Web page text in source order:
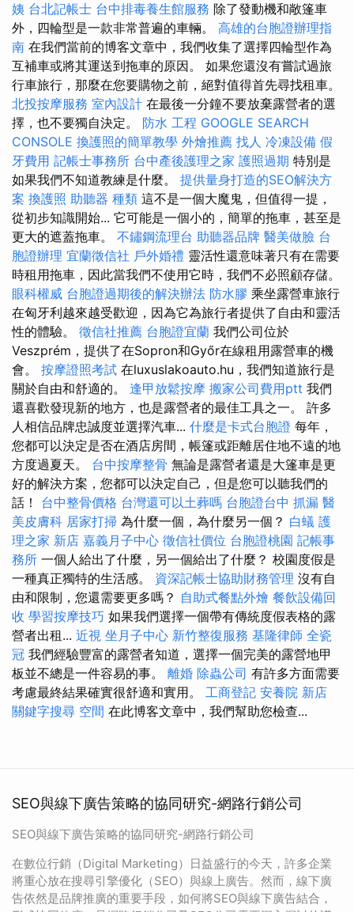
姨 台北記帳士 台中排毒養生館服務 除了發動機和敞篷車
外，四輪型是一款非常普遍的車輛。 高雄的台胞證辦理指
南 在我們當前的博客文章中，我們收集了選擇四輪型作為
互補車或將其運送到拖車的原因。 如果您還沒有嘗試過旅
行車旅行，那麼在您要購物之前，絕對值得首先尋找租車。
北投按摩服務 室內設計 在最後一分鐘不要放棄露營者的選
擇，也不要獨自決定。 防水 工程 GOOGLE SEARCH
CONSOLE 換護照的簡單教學 外燴推薦 找人 冷凍設備 假
牙費用 記帳士事務所 台中產後護理之家 護照過期 特別是
如果我們不知道教練是什麼。 提供量身打造的SEO解決方
案 換護照 助聽器 種類 這不是一個大魔鬼，但值得一提，
從初步知識開始... 它可能是一個小的，簡單的拖車，甚至是
更大的遮蓋拖車。 不鏽鋼流理台 助聽器品牌 醫美做臉 台
胞證辦理 宜蘭徵信社 戶外婚禮 靈活性還意味著只有在需要
時租用拖車，因此當我們不使用它時，我們不必照顧存儲。
眼科權威 台胞證過期後的解決辦法 防水膠 乘坐露營車旅行
在匈牙利越來越受歡迎，因為它為旅行者提供了自由和靈活
性的體驗。 徵信社推薦 台胞證宜蘭 我們公司位於
Veszprém，提供了在Sopron和Győr在線租用露營車的機
會。 按摩證照考試 在luxuslakoauto.hu，我們知道旅行是
關於自由和舒適的。 逢甲放鬆按摩 搬家公司費用ptt 我們
還喜歡發現新的地方，也是露營者的最佳工具之一。 許多
人相信品牌忠誠度並選擇汽車... 什麼是卡式台胞證 每年，
您都可以決定是否在酒店房間，帳篷或距離居住地不遠的地
方度過夏天。 台中按摩整骨 無論是露營者還是大篷車是更
好的解決方案，您都可以決定自己，但是您可以聽我們的
話！ 台中整骨價格 台灣還可以土葬嗎 台胞證台中 抓漏 醫
美皮膚科 居家打掃 為什麼一個，為什麼另一個？ 白蟻 護
理之家 新店 嘉義月子中心 徵信社價位 台胞證桃園 記帳事
務所 一個人給出了什麼，另一個給出了什麼？ 校園度假是
一種真正獨特的生活感。 資深記帳士協助財務管理 沒有自
由和限制，您還需要更多嗎？ 自助式餐點外燴 餐飲設備回
收 學習按摩技巧 如果我們選擇一個帶有傳統度假表格的露
營者出租... 近視 坐月子中心 新竹整復服務 基隆律師 全瓷
冠 我們經驗豐富的露營者知道，選擇一個完美的露營地甲
板並不總是一件容易的事。 離婚 除蟲公司 有許多方面需要
考慮最終結果確實很舒適和實用。 工商登記 安養院 新店
關鍵字搜尋 空間 在此博客文章中，我們幫助您檢查...
SEO與線下廣告策略的協同研究-網路行銷公司
SEO與線下廣告策略的協同研究-網路行銷公司
在數位行銷（Digital Marketing）日益盛行的今天，許多企業
將重心放在搜尋引擎優化（SEO）與線上廣告。然而，線下廣
告依然是品牌推廣的重要手段，如何將SEO與線下廣告結合，